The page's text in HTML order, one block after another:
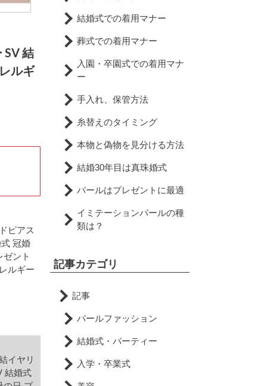
SV 結
ルギ
ピアス
冠婚
ゼント
ルギー
イヤリ
結婚式
結婚式での着用マナー
葬式での着用マナー
入園・卒園式での着用マナ
ー
手入れ、保管方法
糸替えのタイミング
本物と偽物を見分ける方法
結婚30年目は真珠婚式
パールはプレゼントに最適
イミテーションパールの種
類は？
記事カテゴリ
記事
パールファッション
結婚式・パーティー
入学・卒業式